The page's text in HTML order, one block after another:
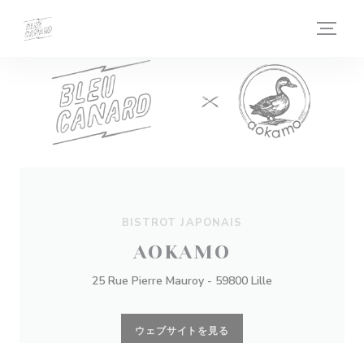
BISTROT JAPONAIS
AOKAMO
25 Rue Pierre Mauroy - 59800 Lille
ウェブサイトを見る